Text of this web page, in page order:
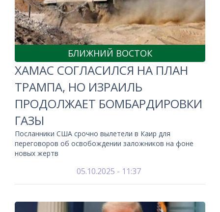
БЛИЖНИЙ ВОСТОК
ХАМАС СОГЛАСИЛСЯ НА ПЛАН
ТРАМПА, НО ИЗРАИЛЬ
ПРОДОЛЖАЕТ БОМБАРДИРОВКИ
ГАЗЫ
Посланники США срочно вылетели в Каир для
переговоров об освобождении заложников на фоне
новых жертв
05.10.2025 - 11:37